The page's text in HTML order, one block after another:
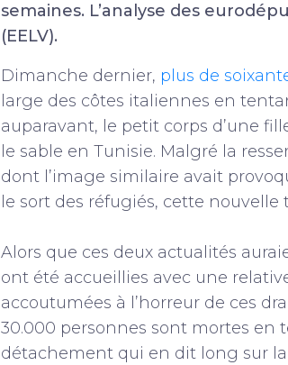
semaines. L’analyse des
(EELV).
Dimanche dernier, plus de
large des côtes italiennes en
auparavant, le petit corps d’une
le sable en Tunisie. Malgré la
dont l’image similaire avait
le sort des réfugiés, cette
Alors que ces deux actualités
ont été accueillies avec une
accoutumées à l’horreur de ces
30.000 personnes sont mortes en
détachement qui en dit long sur